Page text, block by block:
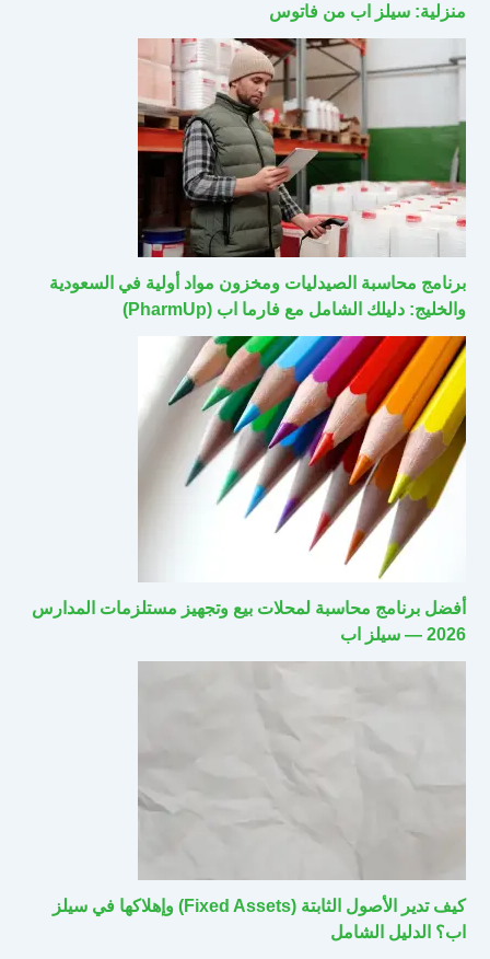
منزلية: سيلز اب من فاتوس
برنامج محاسبة الصيدليات ومخزون مواد أولية في السعودية
والخليج: دليلك الشامل مع فارما اب (PharmUp)
أفضل برنامج محاسبة لمحلات بيع وتجهيز مستلزمات المدارس
2026 — سيلز اب
كيف تدير الأصول الثابتة (Fixed Assets) وإهلاكها في سيلز
اب؟ الدليل الشامل